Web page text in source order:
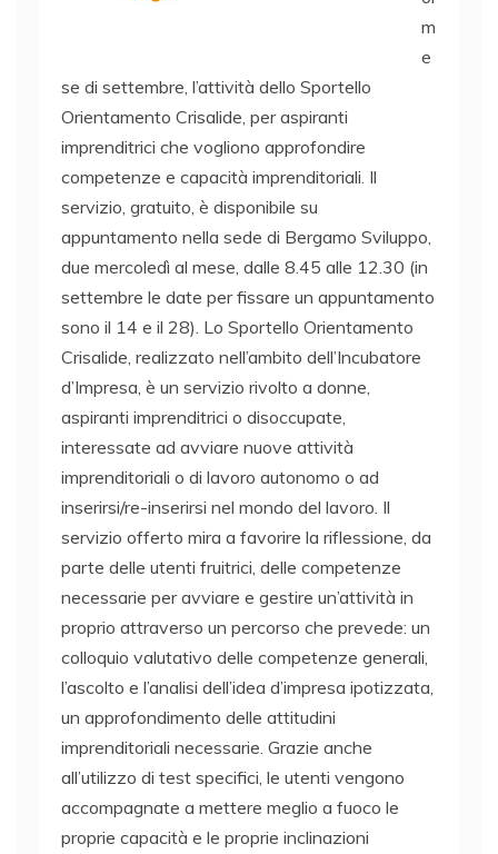
m
e
se di settembre, l’attività dello Sportello
Orientamento Crisalide, per aspiranti
imprenditrici che vogliono approfondire
competenze e capacità imprenditoriali. Il
servizio, gratuito, è disponibile su
appuntamento nella sede di Bergamo Sviluppo,
due mercoledì al mese, dalle 8.45 alle 12.30 (in
settembre le date per fissare un appuntamento
sono il 14 e il 28). Lo Sportello Orientamento
Crisalide, realizzato nell’ambito dell’Incubatore
d’Impresa, è un servizio rivolto a donne,
aspiranti imprenditrici o disoccupate,
interessate ad avviare nuove attività
imprenditoriali o di lavoro autonomo o ad
inserirsi/re-inserirsi nel mondo del lavoro. Il
servizio offerto mira a favorire la riflessione, da
parte delle utenti fruitrici, delle competenze
necessarie per avviare e gestire un’attività in
proprio attraverso un percorso che prevede: un
colloquio valutativo delle competenze generali,
l’ascolto e l’analisi dell’idea d’impresa ipotizzata,
un approfondimento delle attitudini
imprenditoriali necessarie. Grazie anche
all’utilizzo di test specifici, le utenti vengono
accompagnate a mettere meglio a fuoco le
proprie capacità e le proprie inclinazioni